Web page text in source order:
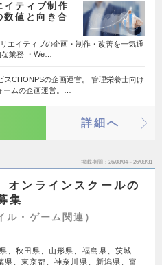
イティブ制作
値と向き合
エイティブの企画・制作・改善を一気通
業務 ・We…
スCHONPSの企画運営。 管理栄養士向け
ームの企画運営。…
詳細へ
掲載期間 26/08/04～26/08/31
オンラインスクールの
集
・ゲーム関連）
、秋田県、山形県、福島県、茨城
、東京都、神奈川県、新潟県、富